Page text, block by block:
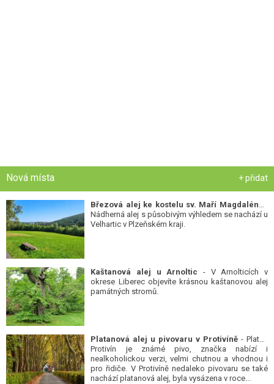
Nová místa + přidat
Nádherná alej s působivým výhledem se nachází u
Velhartic v Plzeňském kraji.
Kaštanová alej u Arnoltic - V Arnolticích v
okrese Liberec objevíte krásnou kaštanovou alej
památných stromů.
Platanová alej u pivovaru v Protivíně - Platan
Protivín je známé pivo, značka nabízí i
nealkoholickou verzi, velmi chutnou a vhodnou i
pro řidiče. V Protivíně nedaleko pivovaru se také
nachází platanová alej, byla vysázena v roce...